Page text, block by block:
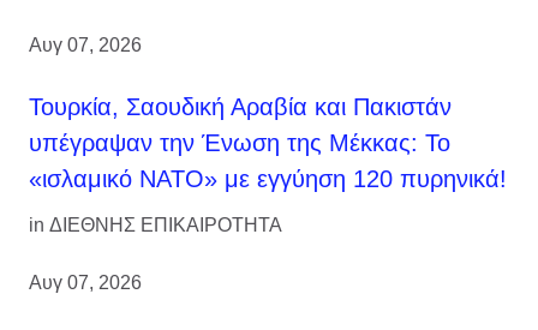
Αυγ 07, 2026
Τουρκία, Σαουδική Αραβία και Πακιστάν
υπέγραψαν την Ένωση της Μέκκας: Το
«ισλαμικό ΝΑΤΟ» με εγγύηση 120 πυρηνικά!
in ΔΙΕΘΝΗΣ ΕΠΙΚΑΙΡΟΤΗΤΑ
Αυγ 07, 2026